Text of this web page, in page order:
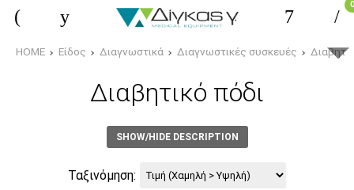
0
HOME Είδος Διαγνωστικά Διαγνωστικές συσκευές
Διαβητικό πόδι
SHOW/HIDE DESCRIPTION
Ταξινόμηση: